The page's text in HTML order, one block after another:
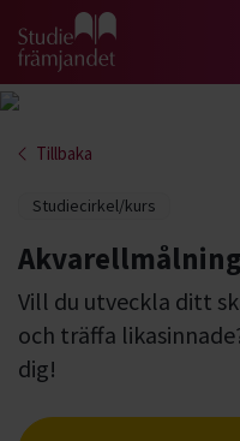
Gå till studiefrämjandets
Tillbaka
Studiecirkel/kurs
Vill du utveckla ditt
och träffa
dig!